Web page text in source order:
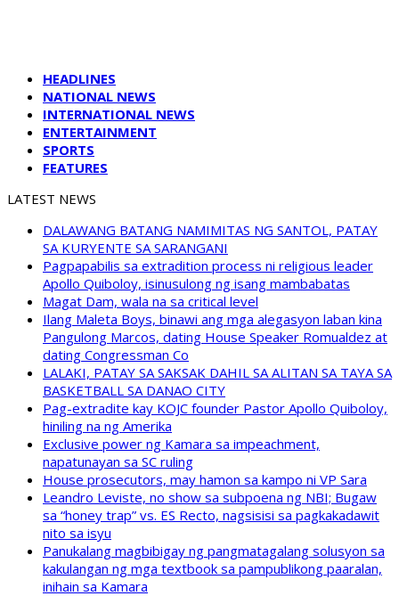
HEADLINES
NATIONAL NEWS
INTERNATIONAL NEWS
ENTERTAINMENT
SPORTS
FEATURES
LATEST NEWS
DALAWANG BATANG NAMIMITAS NG SANTOL, PATAY
SA KURYENTE SA SARANGANI
Pagpapabilis sa extradition process ni religious leader
Apollo Quiboloy, isinusulong ng isang mambabatas
Magat Dam, wala na sa critical level
Ilang Maleta Boys, binawi ang mga alegasyon laban kina
Pangulong Marcos, dating House Speaker Romualdez at
dating Congressman Co
LALAKI, PATAY SA SAKSAK DAHIL SA ALITAN SA TAYA SA
BASKETBALL SA DANAO CITY
Pag-extradite kay KOJC founder Pastor Apollo Quiboloy,
hiniling na ng Amerika
Exclusive power ng Kamara sa impeachment,
napatunayan sa SC ruling
House prosecutors, may hamon sa kampo ni VP Sara
Leandro Leviste, no show sa subpoena ng NBI; Bugaw
sa “honey trap” vs. ES Recto, nagsisisi sa pagkakadawit
nito sa isyu
Panukalang magbibigay ng pangmatagalang solusyon sa
kakulangan ng mga textbook sa pampublikong paaralan,
inihain sa Kamara